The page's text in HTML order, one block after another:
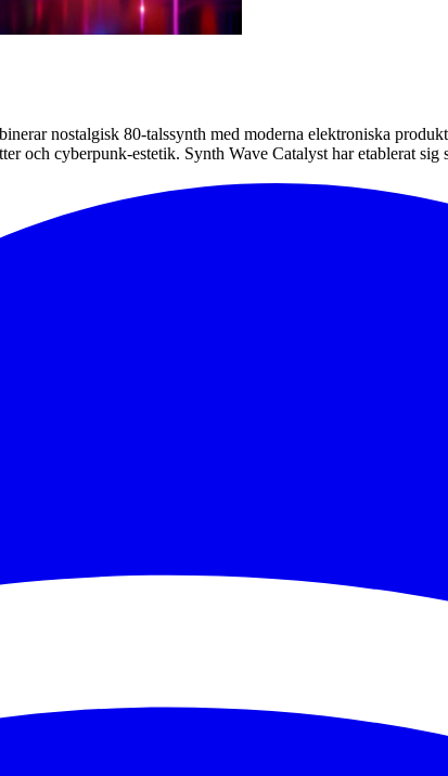
nostalgisk 80-talssynth med moderna elektroniska
och cyberpunk-estetik. Synth Wave Catalyst har etablerat